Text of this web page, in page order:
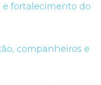
e fortalecimento do
companheiros e